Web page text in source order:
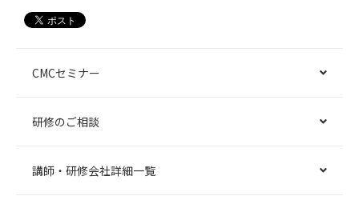
CMCセミナー
研修のご相談
講師・研修会社詳細一覧